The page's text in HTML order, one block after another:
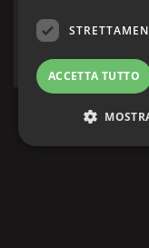
1
ACCETTA TUTTO